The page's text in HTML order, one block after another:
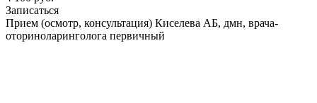
Записаться
Прием (осмотр, консультация) Киселева АБ, дмн, врача-
оториноларинголога первичный